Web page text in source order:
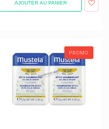
AJOUTER AU PANIER
PROMO